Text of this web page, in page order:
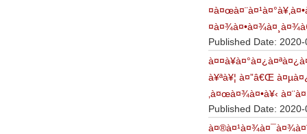
Published Date:
à¥ªà¥¦ à¤”â€Œ
‚à¤œà¤¾à¤•à¥‹
Published Date: